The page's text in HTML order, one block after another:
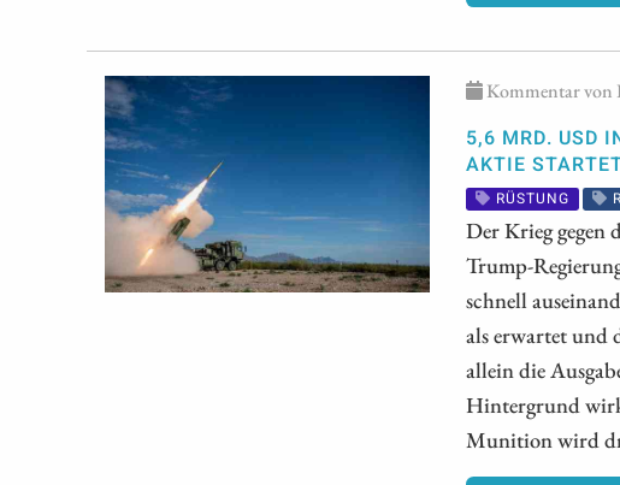
Kommentar von
5,6 MRD. USD
AKTIE
RÜSTUNG
Der Krieg gegen
Trump-
schnell
als erwartet und
allein die
Hintergrund
Munition wird